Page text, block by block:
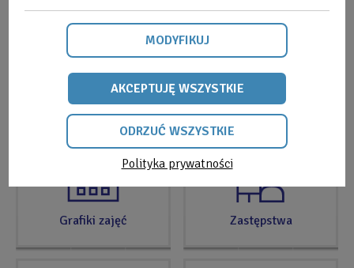
TERAZ
Strefa Klienta Cenniki
Grafiki zajęć Zastępstwa
MODYFIKUJ
Polityka prywatności
ODRZUĆ WSZYSTKIE
WSZYSTKIE
AKCEPTUJĘ WSZYSTKIE